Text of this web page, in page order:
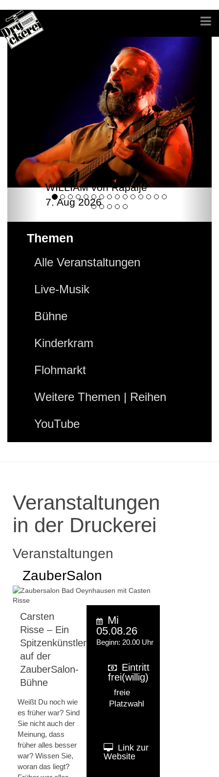
WILLIAM von Rapalje
7. Aug 2026
Themen
Alle Veranstaltungen
Live-Musik
Bühne
Kinderkram
Flohmarkt
Weitere Themen | Reihen
YouTube
Veranstaltungen
in der Druckerei
Veranstaltungen
ZauberSalon
Carsten
Risse – Ein
Spitzenkünstler
auf der
ZauberSalon-
Bühne
Weißt Du noch wie
es früher war? Sind
Sie nicht auch der
Meinung, dass
früher alles besser
war? Wissen Sie,
woran das liegt?
Mi
05.08.26
Beginn: 20.00 Uhr
Eintritt
frei(willig)
freie
Platzwahl
Link zur
Website